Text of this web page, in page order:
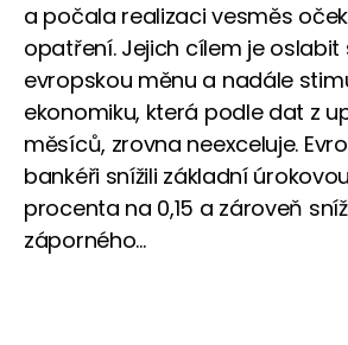
a počala realizaci vesměs
opatření. Jejich cílem je oslabit
evropskou měnu a nadále
ekonomiku, která podle dat z
měsíců, zrovna neexceluje.
bankéři snížili základní
procenta na 0,15 a zároveň
záporného...